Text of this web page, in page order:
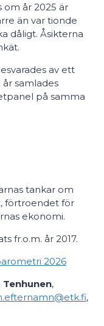
om år 2025 är
än var tionde
dåligt. Åsikterna
av ett
år samlades
på samma
tankar om
förtroendet för
ekonomi.
fr.o.m. år 2017.
2026
Tenhunen,
,